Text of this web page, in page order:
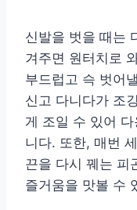
신발을 벗을 때는
겨주면 원터치로
부드럽고 슥 벗어
신고 다니다가 조
게 조일 수 있어
니다. 또한, 매번
끈을 다시 꿰는 피
즐거움을 맛볼 수